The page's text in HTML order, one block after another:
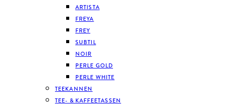
ARTISTA
FREYA
FREY
SUBTIL
NOIR
PERLE GOLD
PERLE WHITE
TEEKANNEN
TEE- & KAFFEETASSEN